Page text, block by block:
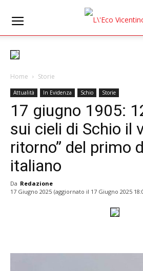
Home Storie
Attualità In Evidenza Schio Storie
17 giugno 1905:
sui cieli di Schio il
ritorno” del primo
italiano
Da Redazione
17 Giugno 2025 (aggiornato il 17 Giugno 2025